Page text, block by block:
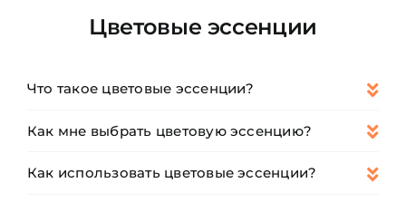
Цветовые эссенции
Что такое цветовые эссенции?
Как мне выбрать цветовую эссенцию?
Как использовать цветовые эссенции?